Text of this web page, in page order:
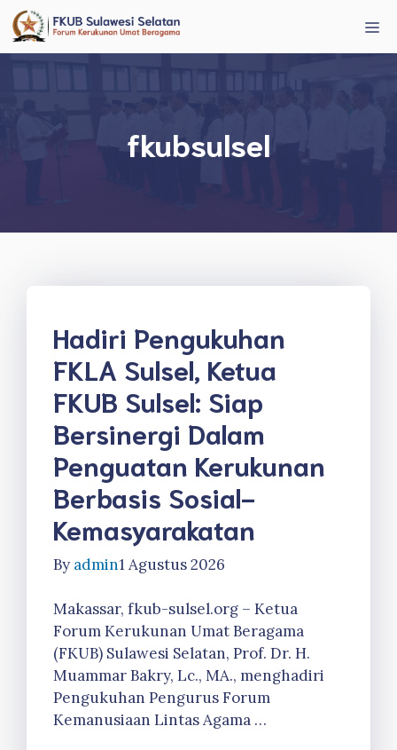
Langsung
ke
isi
fkubsulsel
Hadiri Pengukuhan
FKLA Sulsel, Ketua
FKUB Sulsel: Siap
Bersinergi Dalam
Penguatan Kerukunan
Berbasis Sosial-
Kemasyarakatan
By admin1 Agustus 2026
Makassar, fkub-sulsel.org – Ketua
Forum Kerukunan Umat Beragama
(FKUB) Sulawesi Selatan, Prof. Dr. H.
Muammar Bakry, Lc., MA., menghadiri
Pengukuhan Pengurus Forum
Kemanusiaan Lintas Agama …